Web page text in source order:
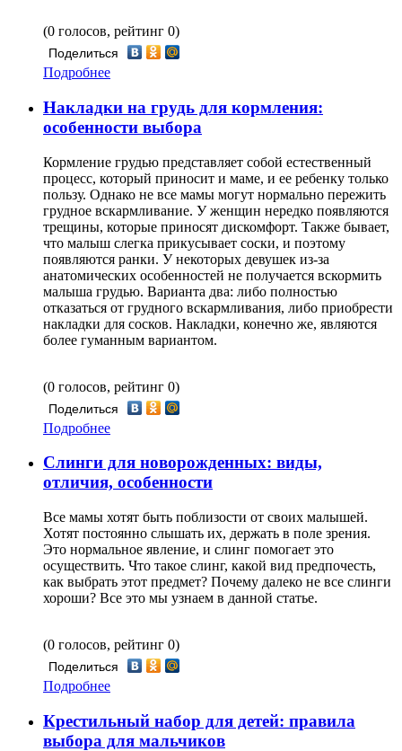
(0 голосов, рейтинг 0)
Поделиться
Подробнее
Накладки на грудь для кормления:
особенности выбора
Кормление грудью представляет собой естественный
процесс, который приносит и маме, и ее ребенку только
пользу. Однако не все мамы могут нормально пережить
грудное вскармливание. У женщин нередко появляются
трещины, которые приносят дискомфорт. Также бывает,
что малыш слегка прикусывает соски, и поэтому
появляются ранки. У некоторых девушек из-за
анатомических особенностей не получается вскормить
малыша грудью. Варианта два: либо полностью
отказаться от грудного вскармливания, либо приобрести
накладки для сосков. Накладки, конечно же, являются
более гуманным вариантом.
(0 голосов, рейтинг 0)
Поделиться
Подробнее
Слинги для новорожденных: виды,
отличия, особенности
Все мамы хотят быть поблизости от своих малышей.
Хотят постоянно слышать их, держать в поле зрения.
Это нормальное явление, и слинг помогает это
осуществить. Что такое слинг, какой вид предпочесть,
как выбрать этот предмет? Почему далеко не все слинги
хороши? Все это мы узнаем в данной статье.
(0 голосов, рейтинг 0)
Поделиться
Подробнее
Крестильный набор для детей: правила
выбора для мальчиков